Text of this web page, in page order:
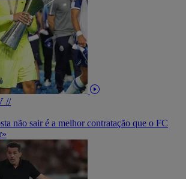
//
não sair é a melhor contratação que o FC